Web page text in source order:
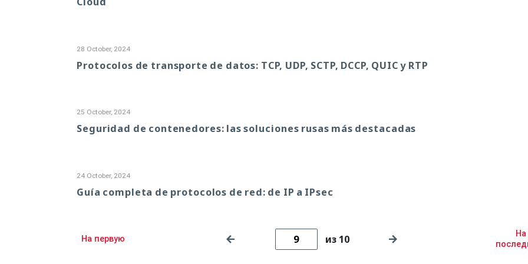
28 October, 2024
Protocolos de transporte de datos: TCP, UDP, SCTP, DCCP, QUIC y RTP
25 October, 2024
Seguridad de contenedores: las soluciones rusas más destacadas
24 October, 2024
Guía completa de protocolos de red: de IP a IPsec
На первую из 10
На